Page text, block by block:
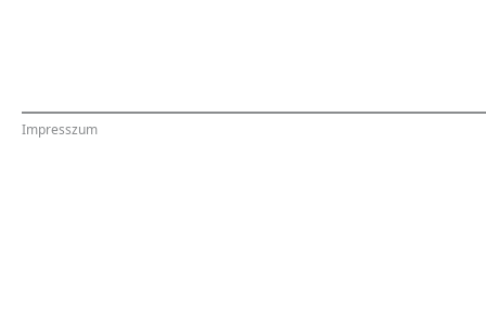
Impresszum